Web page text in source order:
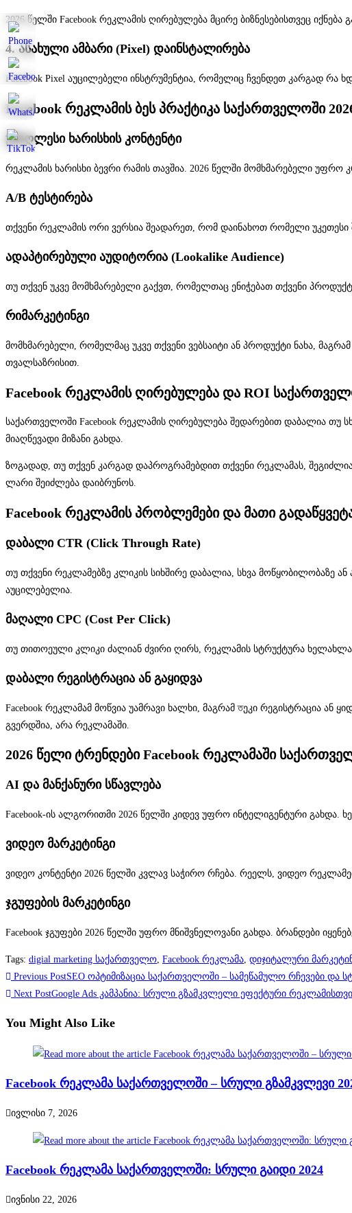
2026 წელში Facebook რეკლამის ღირებულება მცირე ბიზნესებისთვეც
4. ასახული ამბარი (Pixel) დაინსტალირება
Facebook Pixel აუცილებელი ინსტრუმენტია, რომელიც ჩვენდეთ კარგად რა
Facebook რეკლამის ბეს პრაქტიკა საქართველოში
უმაღლესი ხარისხის კონტენტი
რეკლამის ხარისხი ბევრი რამის თავშია. 2026 წელში მომხმარებელი
A/B ტესტირება
თქვენი რეკლამის ორი ვერსია შეადარეთ, რომ დაინახოთ რომელი უკეთესი
ადაპტირებული აუდიტორია (Lookalike Audience)
თუ თქვენ უკვე მომხმარებელი გაქვთ, რომელთაც ენიჭებათ თქვენი
რიმარკეტინგი
მომხმარებელი, რომელმაც უკვე თქვენი ვებსაიტი ან პროდუქტი ნახა,
თვალსაზრისით.
Facebook რეკლამის ღირებულება და ROI
საქართველოში Facebook რეკლამის ღირებულება შედარებით დაბალია თუ
მიაღწევადი მიზანი გახდა.
ზოგადად, თუ თქვენ კარგად დაპროგრამებდით თქვენი რეკლამას,
ლარი შეიძლება დაიბრუნოს.
Facebook რეკლამის პრობლემები და მათი
დაბალი CTR (Click Through Rate)
თუ თქვენი რეკლამებზე კლიკის სიხშირე დაბალია, სხვა მოწყობილობაზე
აუცილებელია.
მაღალი CPC (Cost Per Click)
თუ თითოეული კლიკი ძალიან ძვირი ღირს, რეკლამის სტრუქტურა
დაბალი რეგისტრაცია ან გაყიდვა
Facebook რეკლამამ მოწვია უამრავი ხალხი, მაგრამ তეკი რეგისტრაცია
გვერდშია, არა რეკლამაში.
2026 წელი ტრენდები Facebook რეკლამაში
AI და მანქანური სწავლება
Facebook-ის ალგორითმი 2026 წელში კიდევ უფრო ინტელიგენტური გახდა.
ვიდეო მარკეტინგი
ვიდეო კონტენტი 2026 წელში კვლავ საჭირო რჩება. რეელს, ვიდეო
ჯგუფების მარკეტინგი
Facebook ჯგუფები 2026 წელში უფრო მნიშვნელოვანი გახდა. ბრანდები
Tags: digial marketing საქართველო, Facebook რეკლამა, დიჯიტალური
Previous PostSEO ოპტიმიზაცია საქართველოში – სამეწამულო რჩევები და
Next PostGoogle Ads კამპანია: სრული გზამკვლელი ეფექტური
You Might Also Like
Facebook რეკლამა საქართველოში – სრული გზამკვლევი
ივლისი 7, 2026
Facebook რეკლამა საქართველოში: სრული გაიდი 2024
ივნისი 22, 2026